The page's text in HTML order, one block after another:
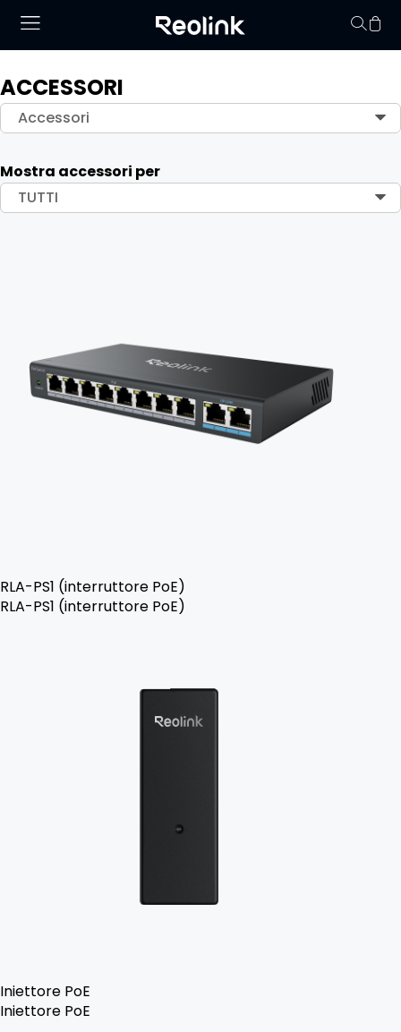
ACCESSORI
Accessori
Mostra accessori per
TUTTI
RLA-PS1 (interruttore PoE)
RLA-PS1 (interruttore PoE)
Iniettore PoE
Iniettore PoE